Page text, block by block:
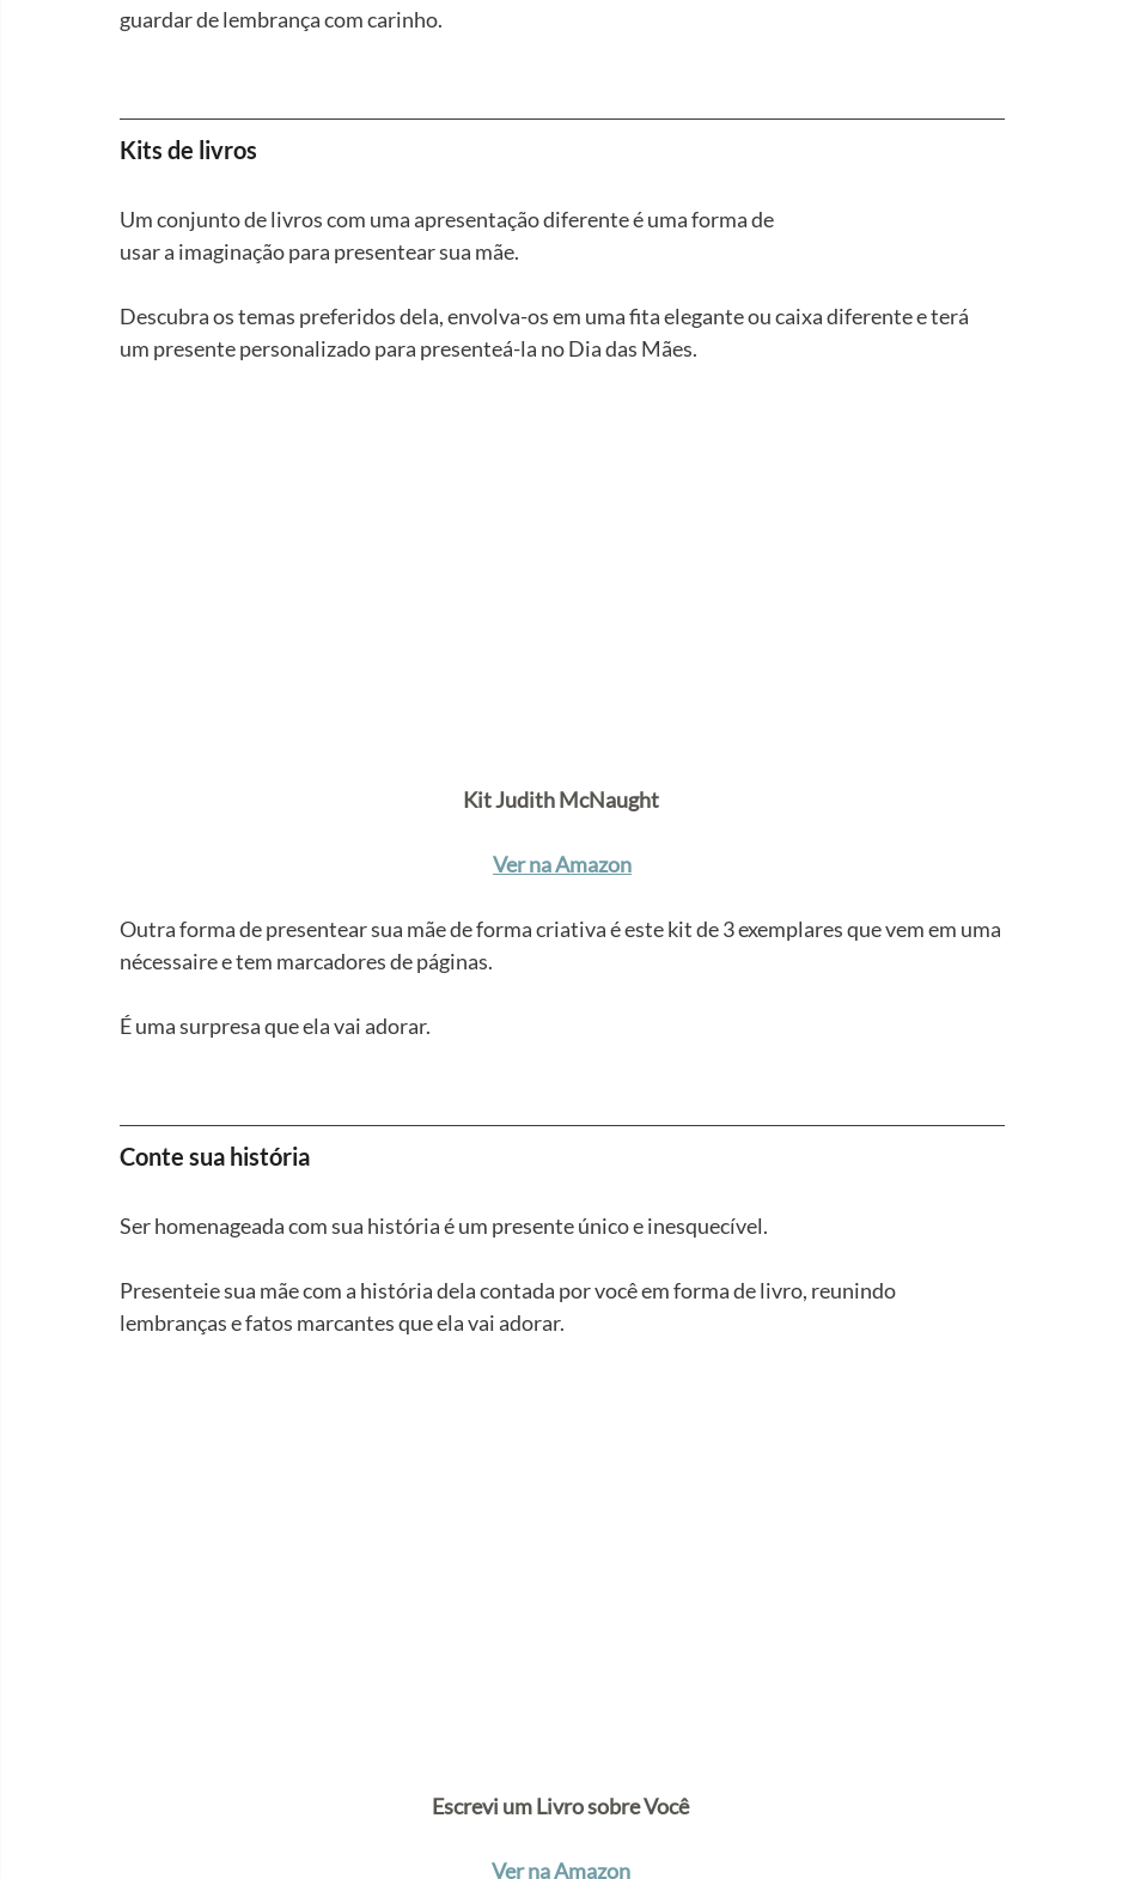
guardar de lembrança com carinho.
Kits de livros
Um conjunto de livros com uma apresentação diferente é uma forma de
usar a imaginação para presentear sua mãe.
Descubra os temas preferidos dela, envolva-os em uma fita elegante ou caixa diferente e terá
um presente personalizado para presenteá-la no Dia das Mães.
Kit Judith McNaught
Ver na Amazon
Outra forma de presentear sua mãe de forma criativa é este kit de 3 exemplares que vem em uma
nécessaire e tem marcadores de páginas.
É uma surpresa que ela vai adorar.
Conte sua história
Ser homenageada com sua história é um presente único e inesquecível.
Presenteie sua mãe com a história dela contada por você em forma de livro, reunindo
lembranças e fatos marcantes que ela vai adorar.
Escrevi um Livro sobre Você
Ver na Amazon